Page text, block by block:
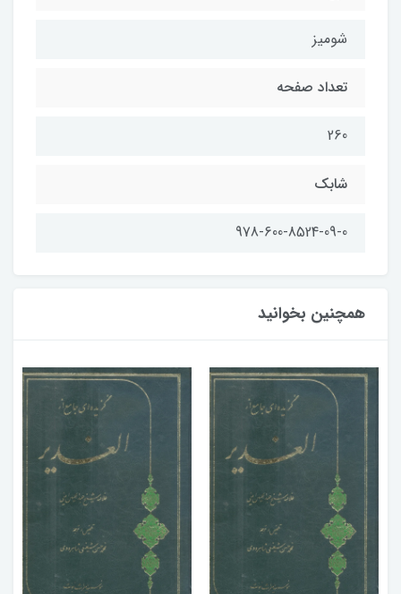
شومیز
تعداد صفحه
260
شابک
978-600-8524-09-0
همچنین بخوانید